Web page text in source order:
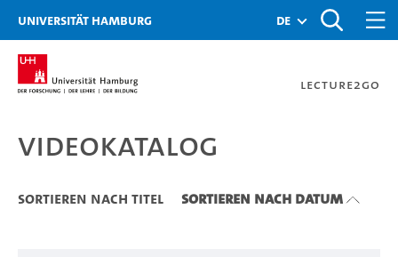
Zu den Filtern
Zur Metanavigation
Zur Hauptnavigation
Zur Suche
Zum Inhalt
Zum Seitenfuss
Universität Hamburg de
Lecture2Go
Videokatalog
Videokatalog
Sortieren nach Titel Sortieren nach Datum